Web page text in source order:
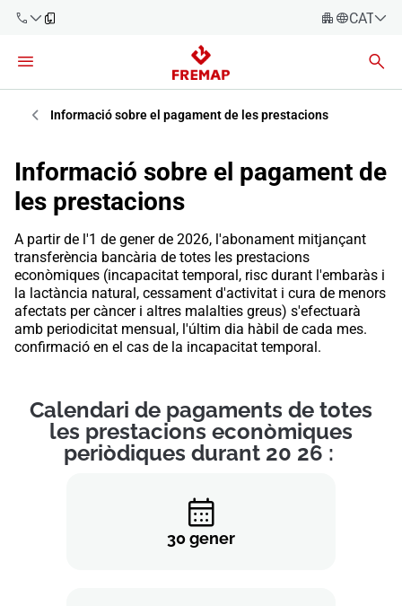
900 61 00
61
+34 91
919 61 61
900 61 00
61
CATALÀ
Español
Valencià
Empreses
Treballadors
Autònoms
Informació sobre el pagament de les prestacions
Informació sobre el pagament de
les prestacions
A partir de l'1 de gener de 2026, l'abonament mitjançant
transferència bancària de totes les prestacions
econòmiques (incapacitat temporal, risc durant l'embaràs i
la lactància natural, cessament d'activitat i cura de menors
afectats per càncer i altres malalties greus) s'efectuarà
amb periodicitat mensual, l'últim dia hàbil de cada mes.
confirmació en el cas de la incapacitat temporal.
​Calendari de pagaments de totes
les prestacions econòmiques
periòdiques durant 20 26 : ​
30 gener